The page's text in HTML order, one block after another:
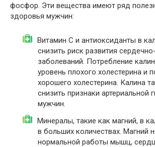
фосфор. Эти вещества имеют ряд
здоровья мужчин:
Витамин С и антиоксиданты в
снизить риск развития
заболеваний. Потребление
уровень плохого холестерина и
хорошего холестерина. Калина
снизить признаки артериальной
мужчин.
Минералы, такие как магний, в
в больших количествах. Магний
нормальной работы мышц,